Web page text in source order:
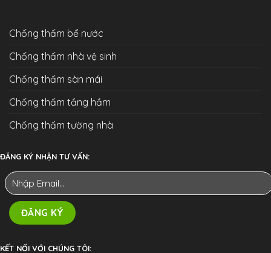
Chống thấm bể nước
Chống thấm nhà vệ sinh
Chống thấm sàn mái
Chống thấm tầng hầm
Chống thấm tường nhà
ĐĂNG KÝ NHẬN TƯ VẤN:
KẾT NỐI VỚI CHÚNG TÔI: